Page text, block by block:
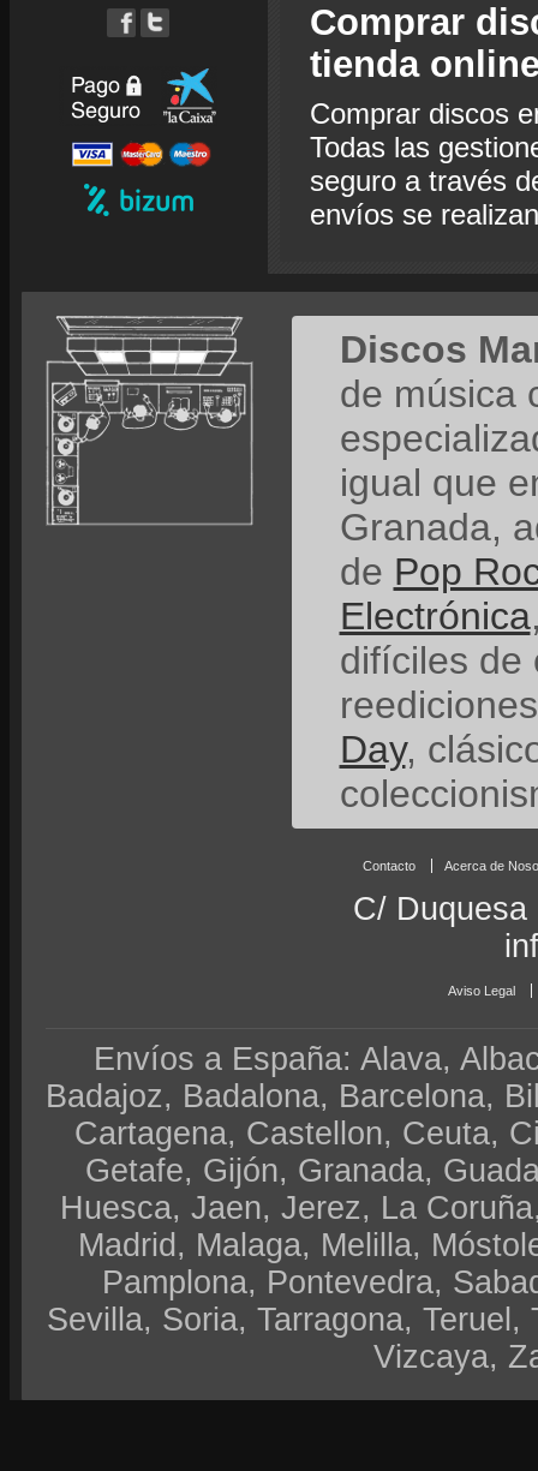
Comprar
tienda
Comprar discos
Todas las
seguro a través
envíos se
Discos
de música
igual que
Granada,
de Pop
Electrónica
difíciles de
Day,
Contacto Acerca de
C/ Duquesa
Aviso Legal
Envíos a España: Alava,
Badajoz, Badalona, Barcelona,
Cartagena, Castellon, Ceuta,
Getafe, Gijón, Granada,
Huesca, Jaen, Jerez, La
Madrid, Malaga, Melilla,
Pamplona, Pontevedra,
Sevilla, Soria, Tarragona,
Vizcaya,